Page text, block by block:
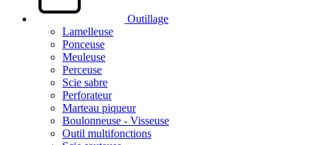
Outillage
Lamelleuse
Ponceuse
Meuleuse
Perceuse
Scie sabre
Perforateur
Marteau piqueur
Boulonneuse - Visseuse
Outil multifonctions